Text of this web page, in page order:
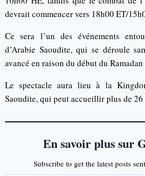
devrait commencer vers 18h00 ET/
Ce sera l’un des événements
d’Arabie Saoudite, qui se déroule
avancé en raison du début du
Le spectacle aura lieu à la
Saoudite, qui peut accueillir plus de 26
En savoir plus sur
Subscribe to get the latest posts